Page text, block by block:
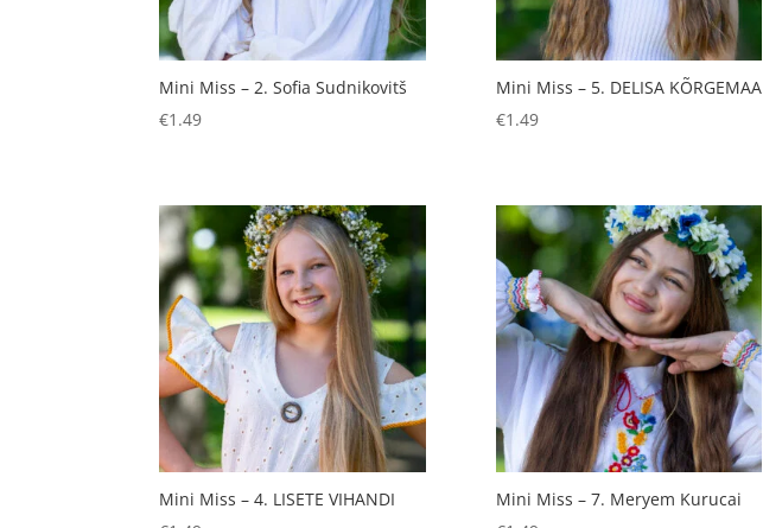
Mini Miss – 2. Sofia Sudnikovitš
€1.49
Mini Miss – 5. DELISA KÕRGEMAA
€1.49
Mini Miss – 4. LISETE VIHANDI
Mini Miss – 7. Meryem Kurucai